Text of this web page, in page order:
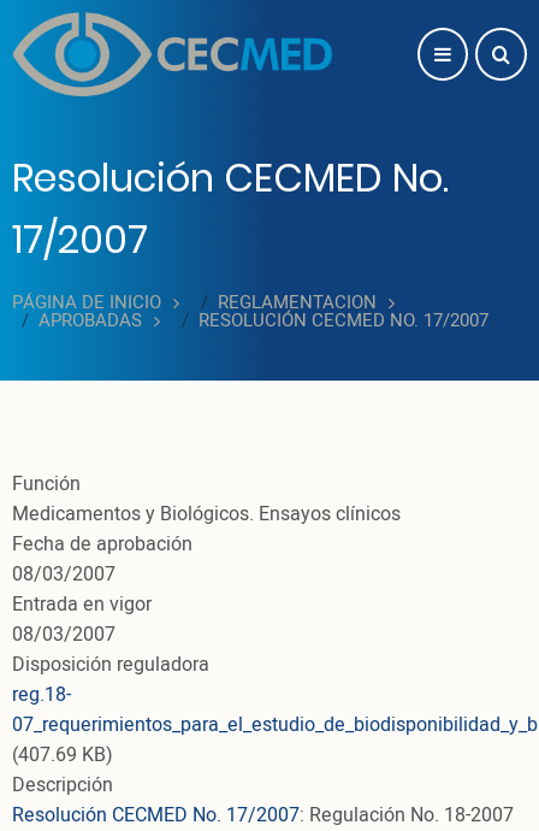
Pasar al contenido principal
Resolución CECMED No.
17/2007
PÁGINA DE INICIO REGLAMENTACION
APROBADAS RESOLUCIÓN CECMED NO. 17/2007
Función
Medicamentos y Biológicos. Ensayos clínicos
Fecha de aprobación
08/03/2007
Entrada en vigor
08/03/2007
Disposición reguladora
reg.18-
(407.69 KB)
Descripción
Resolución CECMED No. 17/2007: Regulación No. 18-2007